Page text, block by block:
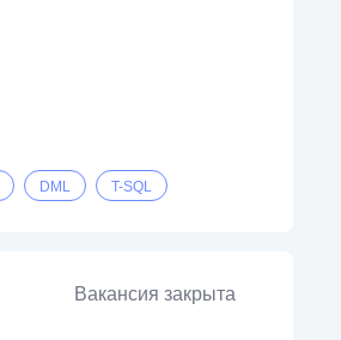
DML T-SQL
Вакансия закрыта